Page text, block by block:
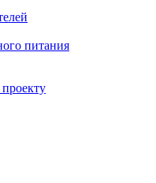
питания